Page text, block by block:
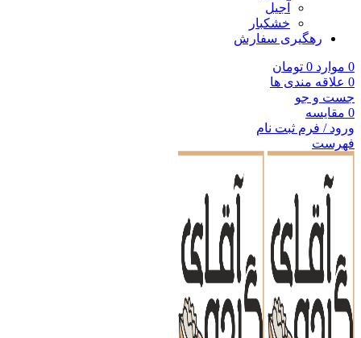
آجیل
خشکبار
رهگیری سفارش
0 موارد 0 تومان
0 علاقه مندی ها
جست و جو
0 مقایسه
ورود / فرم ثبت نام
فهرست